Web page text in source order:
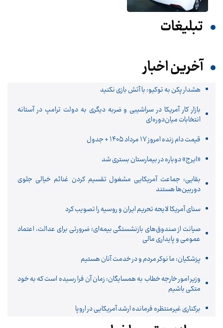
تبلیغات
آخرین اخبار
هشدار پکن به توکیو: با آتش بازی نکنید
بازار کار آمریکا در سراشیبی و ضربه دیگری به دولت ترامپ در آستانه
انتخابات میان‌دوره‌ای
قیمت دام زنده امروز 17 مرداد ۱۴۰۵ + جدول
«ایرج» دوباره در بیمارستان بستری شد
بقایی: جماعت آمریکایی مشغول تقسیم کردن غنائم خیالی جلوی
دوربین‌ها هستند
سنای آمریکا لایحه تحریم ایران و روسیه را تصویب کرد
صیانت از صندوق‌های بازنشستگی بیمه‌ای؛ ضرورتی برای عدالت، اعتماد
عمومی و پایداری مالی
پزشکیان: ما نوکر مردم و در خدمت آنان هستیم
وزیر امور خارجه خطاب به همسایگان: زمان آن فرا رسیده است که به خود
متکی باشیم
برکناری غیرمنتظره فرمانده ارشد آمریکایی در اروپا